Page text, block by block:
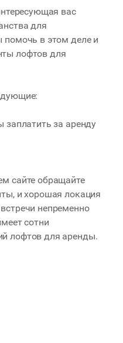
вас
для
помочь в этом деле и
лофтов для
заплатить за аренду
сайте обращайте
и хорошая локация
непременно
сотни
лофтов для аренды.